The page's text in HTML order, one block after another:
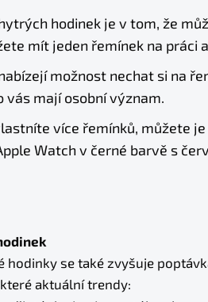
hodinek je v tom, že
mít jeden řemínek na práci
možnost nechat si na
vás mají osobní význam.
více řemínků, můžete
Watch v černé barvě s
hodinky se také zvyšuje
aktuální trendy: